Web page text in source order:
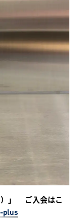
）」 ご入会はこ
plus